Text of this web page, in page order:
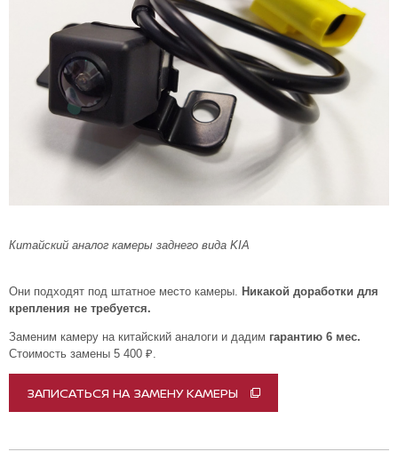
Китайский аналог камеры заднего вида KIA
Они подходят под штатное место камеры.
Никакой доработки для
крепления не требуется.
Заменим камеру на китайский аналоги и дадим гарантию 6 мес.
Стоимость замены 5 400 ₽.
ЗАПИСАТЬСЯ НА ЗАМЕНУ КАМЕРЫ